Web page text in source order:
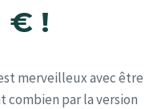
€ !
merveilleux avec être
combien par la version